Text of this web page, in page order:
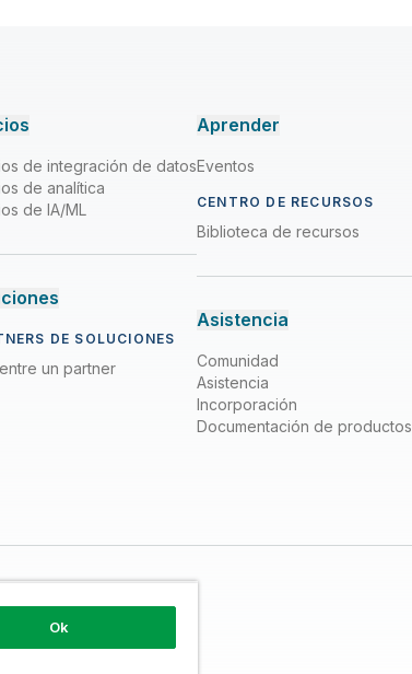
de integración de datos
de analítica
de IA/ML
DE SOLUCIONES
un partner
Aprender
Eventos
CENTRO DE RECURSOS
Biblioteca de recursos
Asistencia
Comunidad
Asistencia
Incorporación
Documentación de productos
Ok